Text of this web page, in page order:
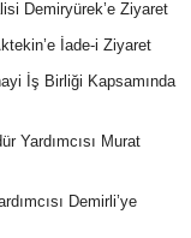
Demiryürek’e Ziyaret
İade-i Ziyaret
İş Birliği Kapsamında
Yardımcısı Murat
Demirli’ye